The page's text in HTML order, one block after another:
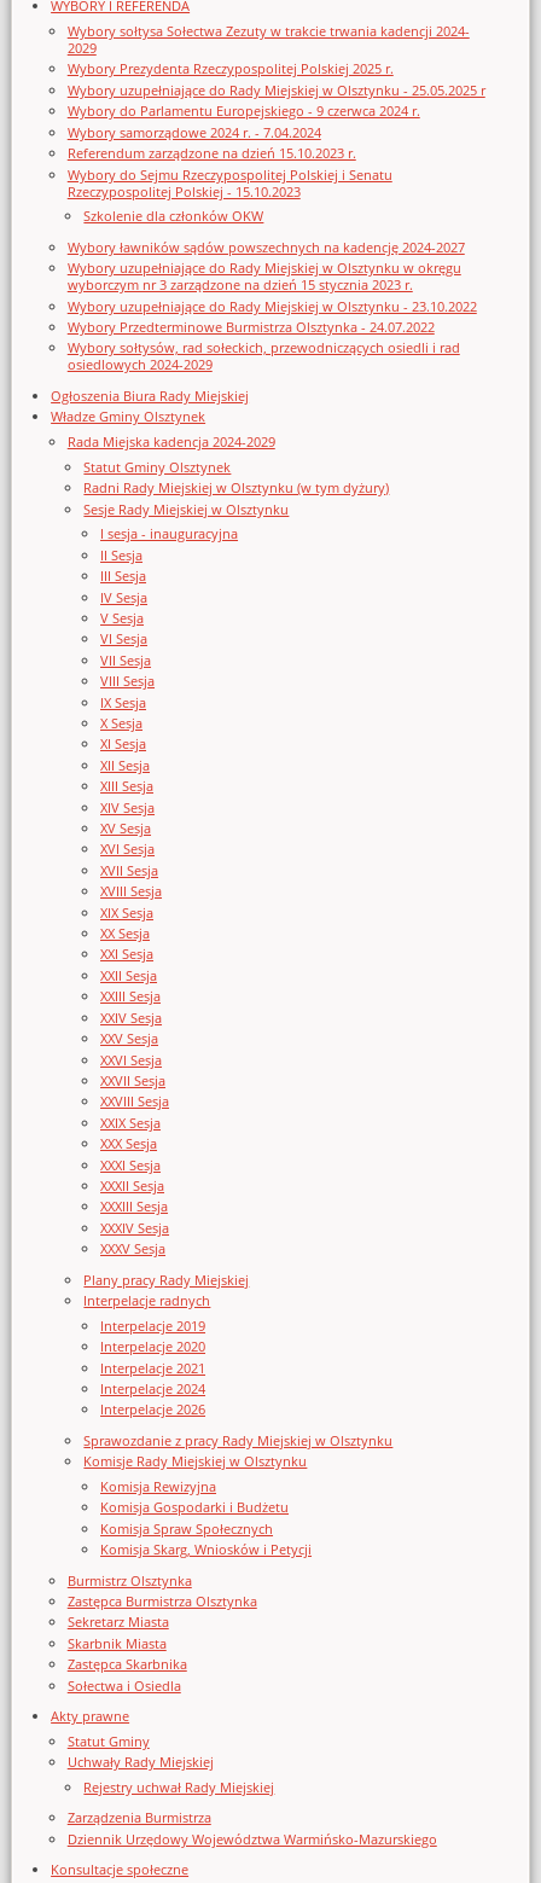
WYBORY I REFERENDA
Wybory sołtysa Sołectwa Zezuty w trakcie trwania kadencji 2024-
2029
Wybory Prezydenta Rzeczypospolitej Polskiej 2025 r.
Wybory uzupełniające do Rady Miejskiej w Olsztynku - 25.05.2025 r
Wybory do Parlamentu Europejskiego - 9 czerwca 2024 r.
Wybory samorządowe 2024 r. - 7.04.2024
Referendum zarządzone na dzień 15.10.2023 r.
Wybory do Sejmu Rzeczypospolitej Polskiej i Senatu
Rzeczypospolitej Polskiej - 15.10.2023
Szkolenie dla członków OKW
Wybory ławników sądów powszechnych na kadencję 2024-2027
Wybory uzupełniające do Rady Miejskiej w Olsztynku w okręgu
wyborczym nr 3 zarządzone na dzień 15 stycznia 2023 r.
Wybory uzupełniające do Rady Miejskiej w Olsztynku - 23.10.2022
Wybory Przedterminowe Burmistrza Olsztynka - 24.07.2022
Wybory sołtysów, rad sołeckich, przewodniczących osiedli i rad
osiedlowych 2024-2029
Ogłoszenia Biura Rady Miejskiej
Władze Gminy Olsztynek
Rada Miejska kadencja 2024-2029
Statut Gminy Olsztynek
Radni Rady Miejskiej w Olsztynku (w tym dyżury)
Sesje Rady Miejskiej w Olsztynku
I sesja - inauguracyjna
II Sesja
III Sesja
IV Sesja
V Sesja
VI Sesja
VII Sesja
VIII Sesja
IX Sesja
X Sesja
XI Sesja
XII Sesja
XIII Sesja
XIV Sesja
XV Sesja
XVI Sesja
XVII Sesja
XVIII Sesja
XIX Sesja
XX Sesja
XXI Sesja
XXII Sesja
XXIII Sesja
XXIV Sesja
XXV Sesja
XXVI Sesja
XXVII Sesja
XXVIII Sesja
XXIX Sesja
XXX Sesja
XXXI Sesja
XXXII Sesja
XXXIII Sesja
XXXIV Sesja
XXXV Sesja
Plany pracy Rady Miejskiej
Interpelacje radnych
Interpelacje 2019
Interpelacje 2020
Interpelacje 2021
Interpelacje 2024
Interpelacje 2026
Sprawozdanie z pracy Rady Miejskiej w Olsztynku
Komisje Rady Miejskiej w Olsztynku
Komisja Rewizyjna
Komisja Gospodarki i Budżetu
Komisja Spraw Społecznych
Komisja Skarg, Wniosków i Petycji
Burmistrz Olsztynka
Zastępca Burmistrza Olsztynka
Sekretarz Miasta
Skarbnik Miasta
Zastępca Skarbnika
Sołectwa i Osiedla
Akty prawne
Statut Gminy
Uchwały Rady Miejskiej
Rejestry uchwał Rady Miejskiej
Zarządzenia Burmistrza
Dziennik Urzędowy Województwa Warmińsko-Mazurskiego
Konsultacje społeczne